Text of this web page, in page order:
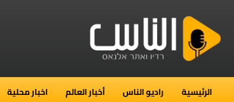
الرئيسية راديو الناس أخبار العالم اخبار محلية